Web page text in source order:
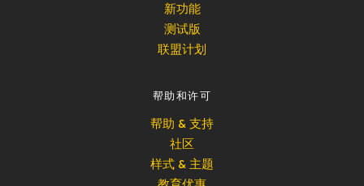
新功能
测试版
联盟计划
帮助和许可
帮助 & 支持
社区
样式 & 主题